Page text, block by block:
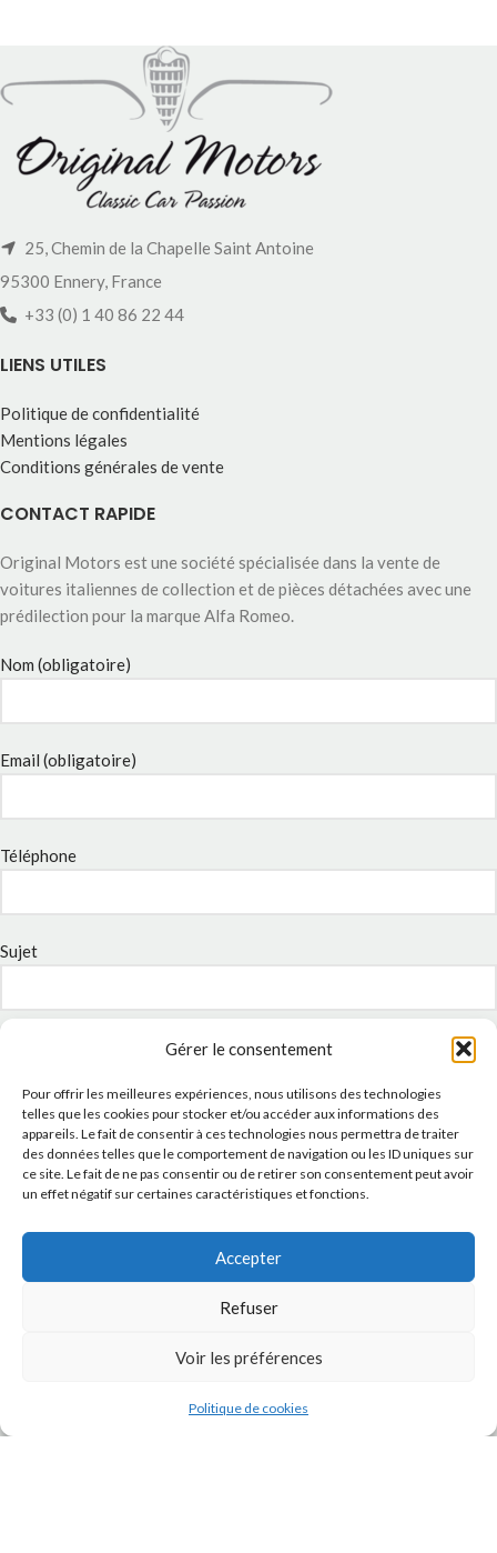
Gérer le consentement
Pour offrir les meilleures expériences, nous utilisons des technologies
telles que les cookies pour stocker et/ou accéder aux informations des
appareils. Le fait de consentir à ces technologies nous permettra de traiter
des données telles que le comportement de navigation ou les ID uniques sur
ce site. Le fait de ne pas consentir ou de retirer son consentement peut avoir
un effet négatif sur certaines caractéristiques et fonctions.
Accepter
Refuser
Voir les préférences
Politique de cookies
25, Chemin de la Chapelle Saint Antoine
95300 Ennery, France
+33 (0) 1 40 86 22 44
LIENS UTILES
Politique de confidentialité
Mentions légales
Conditions générales de vente
CONTACT RAPIDE
Original Motors est une société spécialisée dans la vente de
voitures italiennes de collection et de pièces détachées avec une
prédilection pour la marque Alfa Romeo.
Nom (obligatoire)
Email (obligatoire)
Téléphone
Sujet
Politique de confidentialité